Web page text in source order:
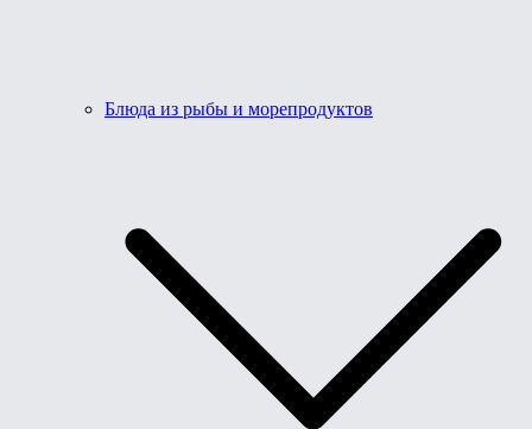
Блюда из рыбы и морепродуктов